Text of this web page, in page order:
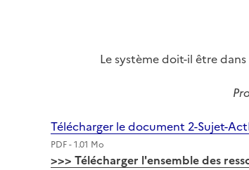
Le système doit-il être
Télécharger le document 2-Sujet-
PDF - 1.01 Mo
>>> Télécharger l'ensemble des